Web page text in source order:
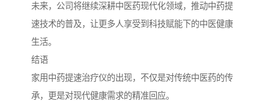
未来，公司将继续深耕中医药现代化领域，推动中药提
速技术的普及，让更多人享受到科技赋能下的中医健康
生活。
结语
家用中药提速治疗仪的出现，不仅是对传统中医药的传
承，更是对现代健康需求的精准回应。